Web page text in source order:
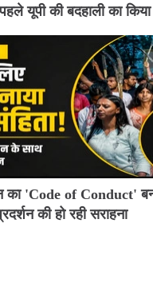
यूपी की बदहाली का
का 'Code of Conduct'
की हो रही सराहना